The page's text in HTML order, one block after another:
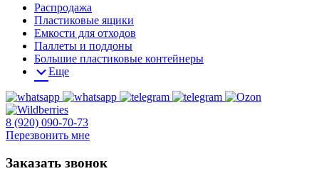
Распродажа
Пластиковые ящики
Емкости для отходов
Паллеты и поддоны
Большие пластиковые контейнеры
Еще
8 (920) 090-70-73
Перезвонить мне
Заказать звонок